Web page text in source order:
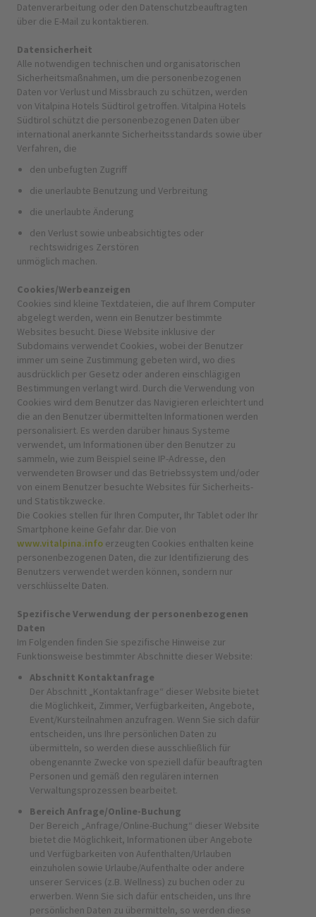
Datenverarbeitung oder den Datenschutzbeauftragten
über die E-Mail zu kontaktieren.
Datensicherheit
Alle notwendigen technischen und organisatorischen
Sicherheitsmaßnahmen, um die personenbezogenen
Daten vor Verlust und Missbrauch zu schützen, werden
von Vitalpina Hotels Südtirol getroffen. Vitalpina Hotels
Südtirol schützt die personenbezogenen Daten über
international anerkannte Sicherheitsstandards sowie über
Verfahren, die
den unbefugten Zugriff
die unerlaubte Benutzung und Verbreitung
die unerlaubte Änderung
den Verlust sowie unbeabsichtigtes oder
rechtswidriges Zerstören
unmöglich machen.
Cookies/Werbeanzeigen
Cookies sind kleine Textdateien, die auf Ihrem Computer
abgelegt werden, wenn ein Benutzer bestimmte
Websites besucht. Diese Website inklusive der
Subdomains verwendet Cookies, wobei der Benutzer
immer um seine Zustimmung gebeten wird, wo dies
ausdrücklich per Gesetz oder anderen einschlägigen
Bestimmungen verlangt wird. Durch die Verwendung von
Cookies wird dem Benutzer das Navigieren erleichtert und
die an den Benutzer übermittelten Informationen werden
personalisiert. Es werden darüber hinaus Systeme
verwendet, um Informationen über den Benutzer zu
sammeln, wie zum Beispiel seine IP-Adresse, den
verwendeten Browser und das Betriebssystem und/oder
von einem Benutzer besuchte Websites für Sicherheits-
und Statistikzwecke.
Die Cookies stellen für Ihren Computer, Ihr Tablet oder Ihr
Smartphone keine Gefahr dar. Die von
www.vitalpina.infoerzeugten Cookies enthalten keine
personenbezogenen Daten, die zur Identifizierung des
Benutzers verwendet werden können, sondern nur
verschlüsselte Daten.
Spezifische Verwendung der personenbezogenen
Daten
Im Folgenden finden Sie spezifische Hinweise zur
Funktionsweise bestimmter Abschnitte dieser Website:
Abschnitt Kontaktanfrage
Der Abschnitt „Kontaktanfrage“ dieser Website bietet
die Möglichkeit, Zimmer, Verfügbarkeiten, Angebote,
Event/Kursteilnahmen anzufragen. Wenn Sie sich dafür
entscheiden, uns Ihre persönlichen Daten zu
übermitteln, so werden diese ausschließlich für
obengenannte Zwecke von speziell dafür beauftragten
Personen und gemäß den regulären internen
Verwaltungsprozessen bearbeitet.
Bereich Anfrage/Online-Buchung
Der Bereich „Anfrage/Online-Buchung“ dieser Website
bietet die Möglichkeit, Informationen über Angebote
und Verfügbarkeiten von Aufenthalten/Urlauben
einzuholen sowie Urlaube/Aufenthalte oder andere
unserer Services (z.B. Wellness) zu buchen oder zu
erwerben. Wenn Sie sich dafür entscheiden, uns Ihre
persönlichen Daten zu übermitteln, so werden diese